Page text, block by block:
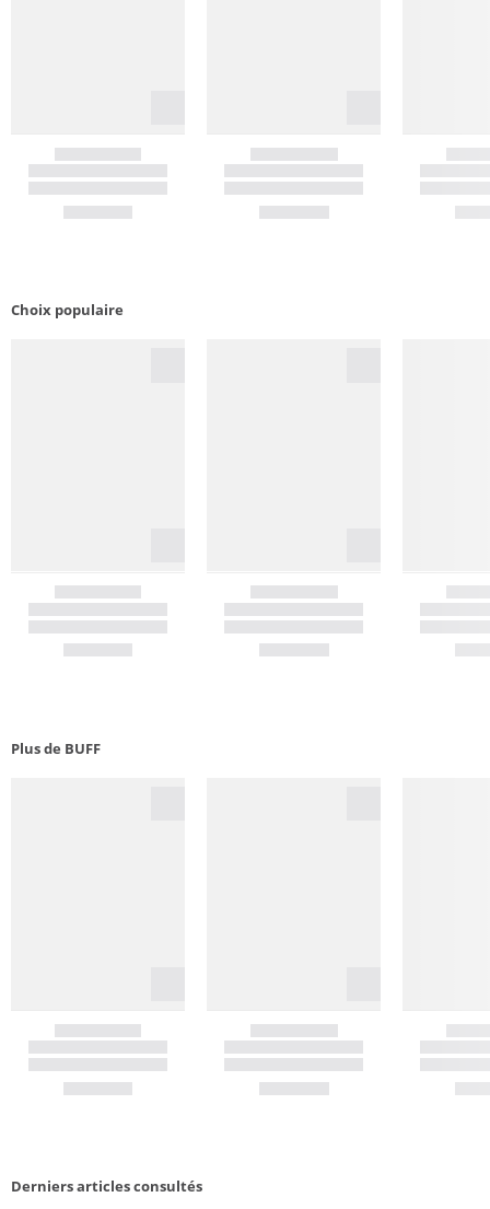
Choix populaire
Plus de BUFF
Derniers articles consultés